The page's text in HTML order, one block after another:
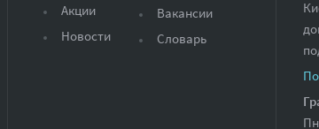
Акции
Новости
Вакансии
Словарь